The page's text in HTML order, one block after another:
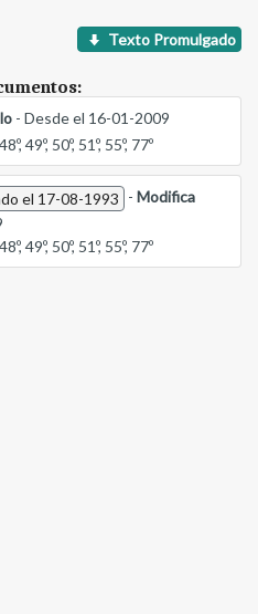
Texto Promulgado
- Desde el 16-01-2009
49º, 50º, 51º, 55º, 77º
el 17-08-1993 - Modifica
49º, 50º, 51º, 55º, 77º